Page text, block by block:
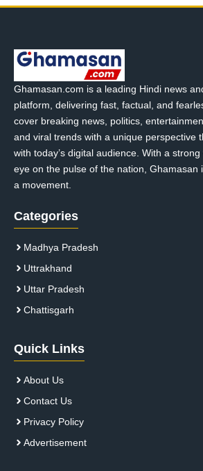
Ghamasan.com is a leading Hindi news
platform, delivering fast, factual, and
cover breaking news, politics,
and viral trends with a unique perspective
with today’s digital audience. With a
eye on the pulse of the nation, Ghamasan
a movement.
Categories
Madhya Pradesh
Uttrakhand
Uttar Pradesh
Chattisgarh
Quick Links
About Us
Contact Us
Privacy Policy
Advertisement